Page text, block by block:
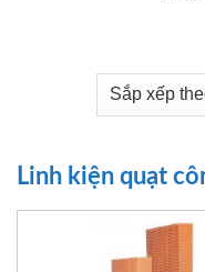
Linh kiện quạt